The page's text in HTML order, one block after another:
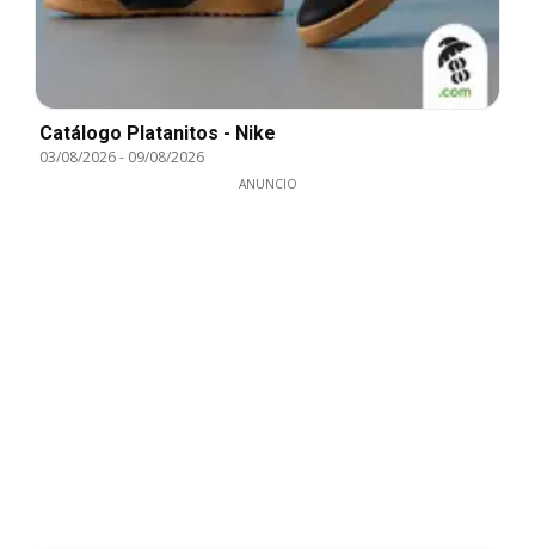
Catálogo Platanitos - Nike
03/08/2026- 09/08/2026
ANUNCIO